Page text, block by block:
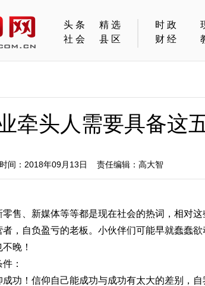
头条
精选
社会
县区
时政
财经
牵头人需要具备这
：2018年09月13日 责任编辑：高大智
售、新媒体等等都是现在社会的热词，相对
，自负盈亏的老板。小伙伴们可能早就蠢蠢
晚！
：
功！信仰自己能成功与成功有太大的差别，